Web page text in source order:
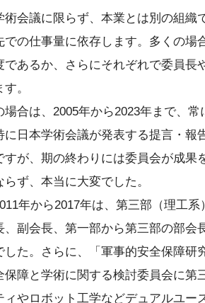
術会議に限らず、本業とは別の組織
での仕事量に依存します。多くの場
であるか、さらにそれぞれで委員長
。
場合は、2005年から2023年まで、
に日本学術会議が発表する提言・報
すが、期の終わりには委員会が成果
らず、本当に大変でした。
年から2017年は、第三部（理工
、副会長、第一部から第三部の部
した。さらに、「軍事的安全保障研
保障と学術に関する検討委員会に第
ィやロボット工学などデュアルユー